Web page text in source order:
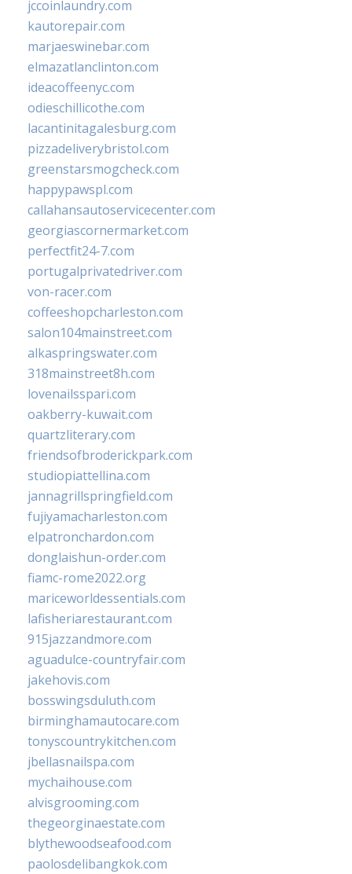
jccoinlaundry.com
kautorepair.com
marjaeswinebar.com
elmazatlanclinton.com
ideacoffeenyc.com
odieschillicothe.com
lacantinitagalesburg.com
pizzadeliverybristol.com
greenstarsmogcheck.com
happypawspl.com
callahansautoservicecenter.com
georgiascornermarket.com
perfectfit24-7.com
portugalprivatedriver.com
von-racer.com
coffeeshopcharleston.com
salon104mainstreet.com
alkaspringswater.com
318mainstreet8h.com
lovenailsspari.com
oakberry-kuwait.com
quartzliterary.com
friendsofbroderickpark.com
studiopiattellina.com
jannagrillspringfield.com
fujiyamacharleston.com
elpatronchardon.com
donglaishun-order.com
fiamc-rome2022.org
mariceworldessentials.com
lafisheriarestaurant.com
915jazzandmore.com
aguadulce-countryfair.com
jakehovis.com
bosswingsduluth.com
birminghamautocare.com
tonyscountrykitchen.com
jbellasnailspa.com
mychaihouse.com
alvisgrooming.com
thegeorginaestate.com
blythewoodseafood.com
paolosdelibangkok.com